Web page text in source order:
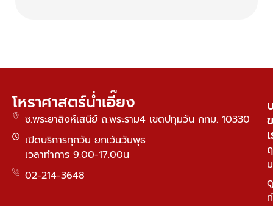
โหราศาสตร์น่ำเอี๊ยง
ซ.พระยาสิงห์เสนีย์ ถ.พระราม4 เขตปทุมวัน กทม. 10330
เปิดบริการทุกวัน ยกเว้นวันพุธ
เวลาทำการ 9.00-17.00น
02-214-3648